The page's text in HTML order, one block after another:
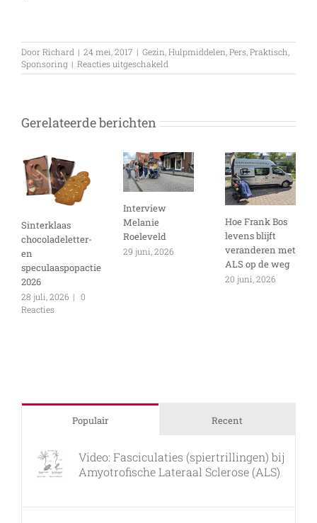
DoorRichard | 24 mei, 2017 | Gezin Hulpmiddelen Pers Praktisch
Sponsoring | Reacties uitgeschakeld
Jaarlijkse
Paulowna
Gerelateerde berichten
Sinterklaas
chocoladeletter-
en
speculaaspopactie
2026
28 juli, 2026 | 0
Reacties
Interview
Melanie
Roeleveld
29 juni, 2026
Hoe Frank Bos
levens blijft
veranderen met
ALS op de weg
20 juni, 2026
Populair Recent
Video: Fasciculaties (spiertrillingen) bij
Amyotrofische Lateraal Sclerose (ALS)